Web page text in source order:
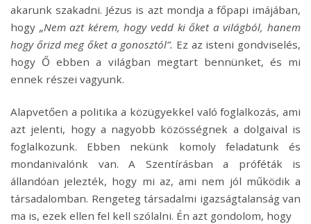
akarunk szakadni. Jézus is azt mondja a főpapi imájában,
hogy „Nem azt kérem, hogy vedd ki őket a világból, hanem
hogy őrizd meg őket a gonosztól”. Ez az isteni gondviselés,
hogy Ő ebben a világban megtart bennünket, és mi
ennek részei vagyunk.
Alapvetően a politika a közügyekkel való foglalkozás, ami
azt jelenti, hogy a nagyobb közösségnek a dolgaival is
foglalkozunk. Ebben nekünk komoly feladatunk és
mondanivalónk van. A Szentírásban a próféták is
állandóan jelezték, hogy mi az, ami nem jól működik a
társadalomban. Rengeteg társadalmi igazságtalanság van
ma is, ezek ellen fel kell szólalni. Én azt gondolom, hogy